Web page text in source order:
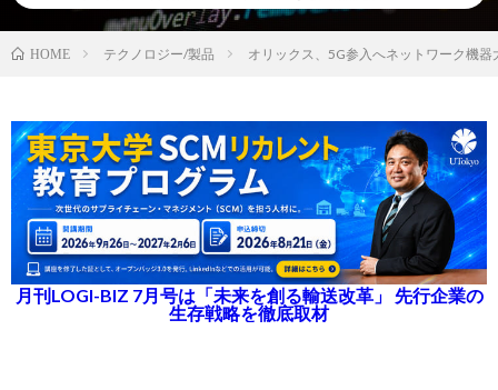
HOME テクノロジー/製品 オリックス、5G参入へネットワーク機
月刊LOGI-BIZ 7月号は「未来を創る輸送改革」 先行企業の
生存戦略を徹底取材